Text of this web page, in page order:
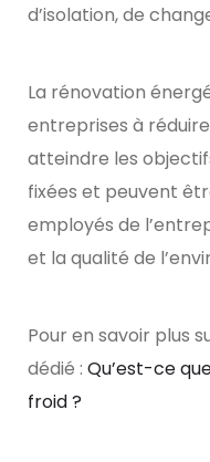
d’isolation, de
La rénovation
entreprises à
atteindre les
fixées et peuvent
employés de
et la qualité de
Pour en savoir plus
dédié : Qu’est-ce
froid ?